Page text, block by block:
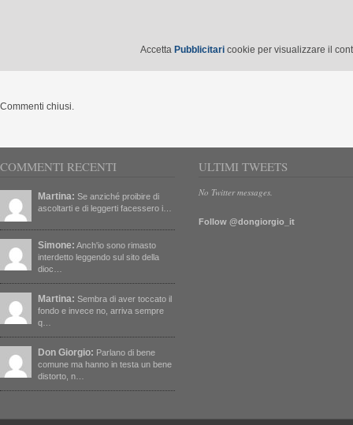
Accetta Pubblicitari cookie per visualizzare il
Commenti chiusi.
COMMENTI RECENTI
Martina: Se anziché proibire di
ascoltarti e di leggerti facessero i…
Simone: Anch'io sono rimasto
interdetto leggendo sul sito della
dioc…
Martina: Sembra di aver toccato il
fondo e invece no, arriva sempre
q…
Don Giorgio: Parlano di bene
comune ma hanno in testa un bene
distorto, n…
ULTIMI TWEETS
No Twitter messages.
Follow @dongiorgio_it